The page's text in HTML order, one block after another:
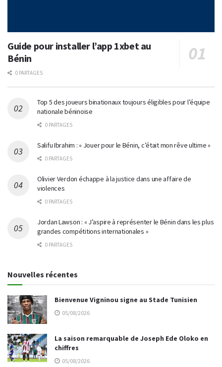
Guide pour installer l’app 1xbet au
Bénin
0 PARTAGES
Top 5 des joueurs binationaux toujours éligibles pour l’équipe
nationale béninoise
0 PARTAGES
Salifu Ibrahim : « Jouer pour le Bénin, c’était mon rêve ultime »
0 PARTAGES
Olivier Verdon échappe à la justice dans une affaire de
violences
0 PARTAGES
Jordan Lawson : « J’aspire à représenter le Bénin dans les plus
grandes compétitions internationales »
0 PARTAGES
Nouvelles récentes
Bienvenue Vigninou signe au Stade Tunisien
05/08/2026
La saison remarquable de Joseph Ede Oloko en
chiffres
05/08/2026